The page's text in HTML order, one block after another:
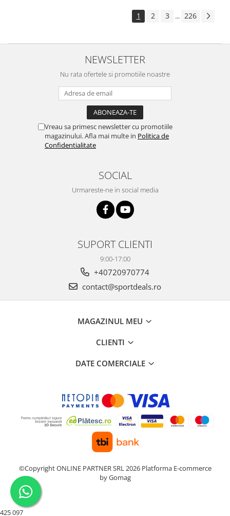
1 2 3 ... 226
NEWSLETTER
Nu rata ofertele si promotiile noastre
Vreau sa primesc newsletter cu promotiile
magazinului. Afla mai multe in Politica de
Confidentialitate
SOCIAL
Urmareste-ne in social media
SUPORT CLIENTI
9:00-17:00
+40720970774
contact@sportdeals.ro
MAGAZINUL MEU
CLIENTI
DATE COMERCIALE
©Copyright ONLINE PARTNER SRL 2026 Platforma E-commerce
by Gomag
425 097